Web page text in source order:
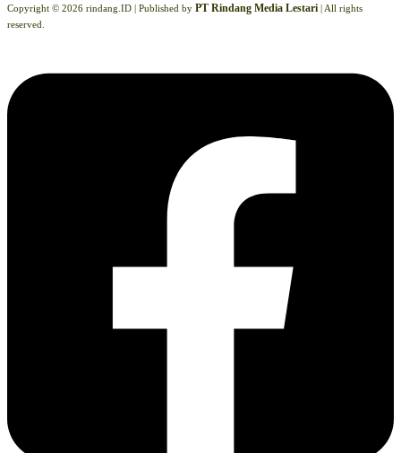
Copyright © 2026 rindang.ID | Published by PT Rindang Media Lestari | All rights
reserved.